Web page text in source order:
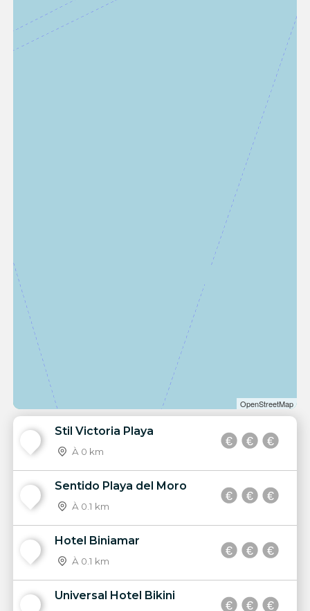
OpenStreetMap
Stil Victoria Playa
À 0 km
Sentido Playa del Moro
À 0.1 km
Hotel Biniamar
À 0.1 km
Universal Hotel Bikini